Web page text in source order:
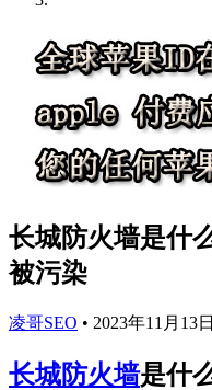
长城防火墙是什
被污染
凌哥SEO • 2023年11月13
长城防火墙是什